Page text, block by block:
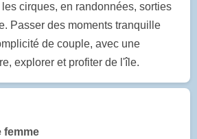
cirques, en randonnées, sorties
Passer des moments tranquille
de couple, avec une
explorer et profiter de l'île.
femme